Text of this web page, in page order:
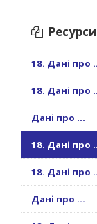
Ресурси
18. Дані про
18. Дані про
Дані про ...
18. Дані про
18. Дані про
Дані про ...